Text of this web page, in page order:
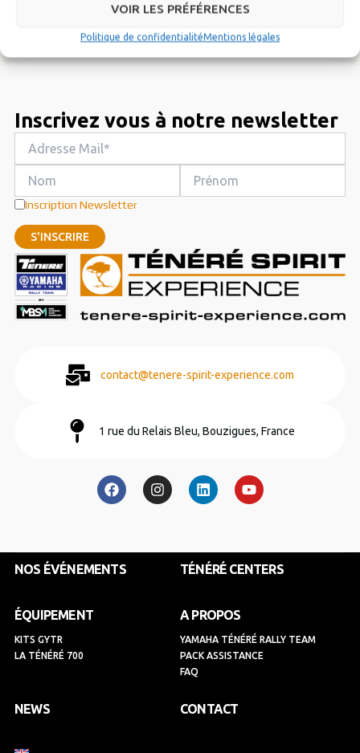
VOIR LES PRÉFÉRENCES
Politique de confidentialitéMentions légales
contact@tenere-spirit-experience.com
1 rue du Relais Bleu, Bouzigues, France
a
c
e
o
k
n
s
t
r
i
n
k
i
n
o
u
t
e
Inscrivez vous à notre newsletter
Inscription Newsletter
NOS ÉVÉNEMENTS TÉNÉRÉ CENTERS
ÉQUIPEMENT
KITS GYTR
LA TÉNÉRÉ 700
A PROPOS
YAMAHA TÉNÉRÉ RALLY TEAM
PACK ASSISTANCE
FAQ
NEWS CONTACT